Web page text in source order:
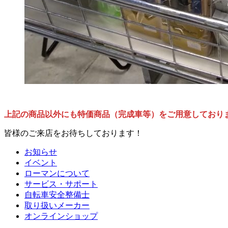
上記の商品以外にも特価商品（完成車等）をご用意しており
皆様のご来店をお待ちしております！
お知らせ
イベント
ローマンについて
サービス・サポート
自転車安全整備士
取り扱いメーカー
オンラインショップ